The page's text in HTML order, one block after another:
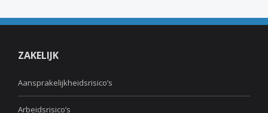
ZAKELIJK
Aansprakelijkheidsrisico’s
Arbeidsrisico’s